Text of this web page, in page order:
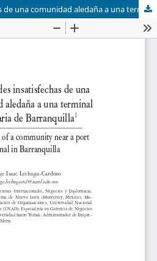
Necesidades insatisfechas de una comunidad aledaña a una terminal portuaria de Barranquilla